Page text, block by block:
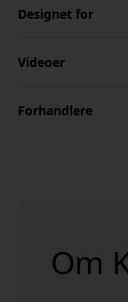
Designet for
Videoer
Forhandlere
Om